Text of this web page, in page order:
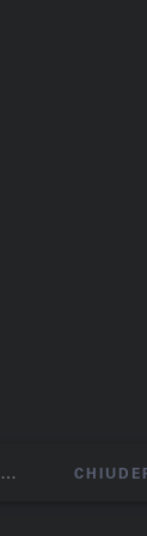
Condizioni